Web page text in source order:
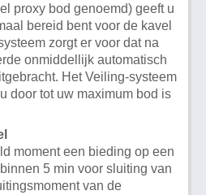
proxy bod genoemd) geeft u
bereid bent voor de kavel
zorgt er voor dat na
onmiddellijk automatisch
Het Veiling-systeem
door tot uw maximum bod is
moment een bieding op een
5 min voor sluiting van
van de